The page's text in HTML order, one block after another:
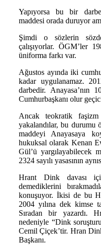
Yapıyorsa bu bir
maddesi orada duruyor
Şimdi o sözlerin
çalışıyorlar. ÖGM’ler
üniforma farkı var.
Ağustos ayında iki
kadar uygulanamaz.
darbedir. Anayasa’nın
Cumhurbaşkanı olur
Ancak teokratik faşizm
yakalandılar, bu durumu
maddeyi Anayasaya
hukuksal olarak Kenan
Gül’ü yargılayabilecek
2324 sayılı yasasının
Hrant Dink davası
demediklerini
konuşuyor. İkisi de bu
2004 yılına dek kimse
Sıradan bir yazardı.
nedeniyle “Dink
Cemil Çiçek’tir. Hran
Başkanı.